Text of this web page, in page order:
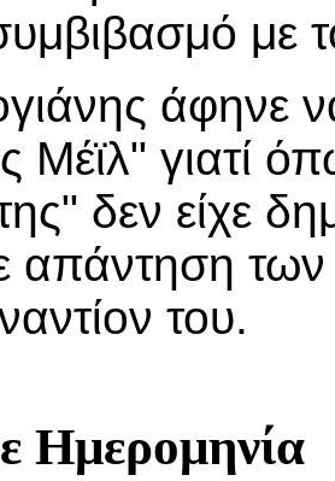
με
άφηνε
Μέϊλ" γιατί
δεν είχε
απάντηση
του.
Ημερομηνία